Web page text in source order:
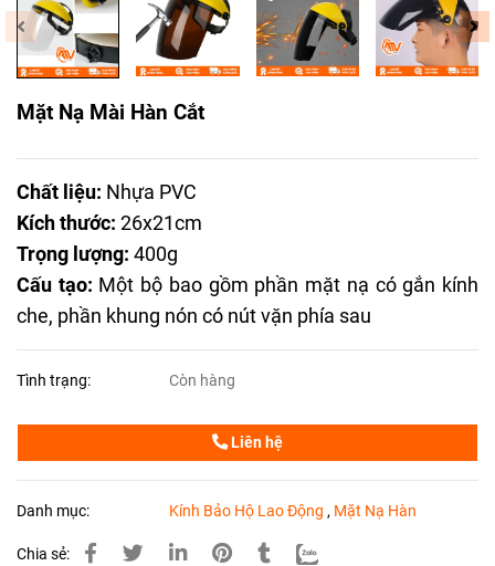
Mặt Nạ Mài Hàn Cắt
Chất liệu: Nhựa PVC
Kích thước: 26x21cm
Trọng lượng: 400g
Cấu tạo: Một bộ bao gồm phần mặt nạ có gắn kính
che, phần khung nón có nút vặn phía sau
Tình trạng: Còn hàng
Liên hệ
Danh mục: Kính Bảo Hộ Lao Động , Mặt Nạ Hàn
Chia sẻ: